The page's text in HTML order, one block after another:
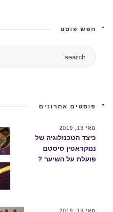
חפש פוסט
פוסטים אחרונים
מאי 13, 2019
כיצד הטכנולוגיה של
ננוקראטין סיסטם
פועלת על השיער ?
מאי 13, 2019